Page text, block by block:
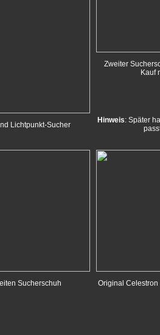
Lichtpunkt-Sucher
Zweiter
Kauf
Hinweis: Später
Sucherschuh Original